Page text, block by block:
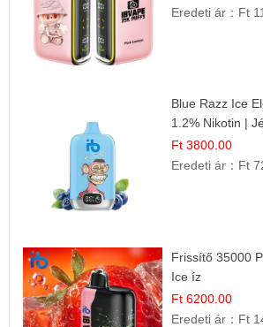
Eredeti ár： Ft
Blue Razz Ice
1.2% Nikotin |
Ft 3800.00
Eredeti ár： Ft
Frissítő 35000
Ice íz
Ft 6200.00
Eredeti ár： Ft